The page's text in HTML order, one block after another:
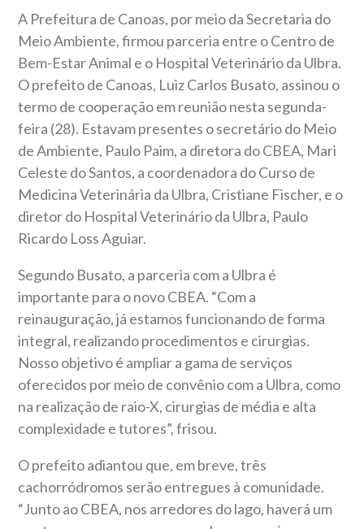
A Prefeitura de Canoas, por meio da Secretaria do
Meio Ambiente, firmou parceria entre o Centro de
Bem-Estar Animal e o Hospital Veterinário da Ulbra.
O prefeito de Canoas, Luiz Carlos Busato, assinou o
termo de cooperação em reunião nesta segunda-
feira (28). Estavam presentes o secretário do Meio
de Ambiente, Paulo Paim, a diretora do CBEA, Mari
Celeste do Santos, a coordenadora do Curso de
Medicina Veterinária da Ulbra, Cristiane Fischer, e o
diretor do Hospital Veterinário da Ulbra, Paulo
Ricardo Loss Aguiar.
Segundo Busato, a parceria com a Ulbra é
importante para o novo CBEA. “Com a
reinauguração, já estamos funcionando de forma
integral, realizando procedimentos e cirurgias.
Nosso objetivo é ampliar a gama de serviços
oferecidos por meio de convênio com a Ulbra, como
na realização de raio-X, cirurgias de média e alta
complexidade e tutores”, frisou.
O prefeito adiantou que, em breve, três
cachorródromos serão entregues à comunidade.
“Junto ao CBEA, nos arredores do lago, haverá um